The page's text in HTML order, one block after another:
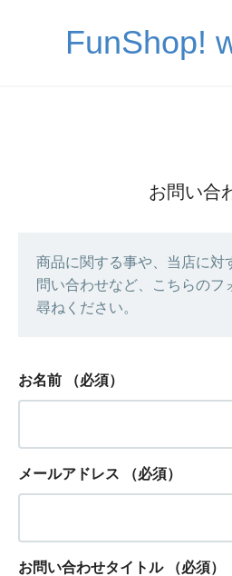
FunShop!
お問い合
商品に関する事や、当店に対
問い合わせなど、こちらのフ
尋ねください。
お名前 （必須）
メールアドレス （必須）
お問い合わせタイトル （必須）